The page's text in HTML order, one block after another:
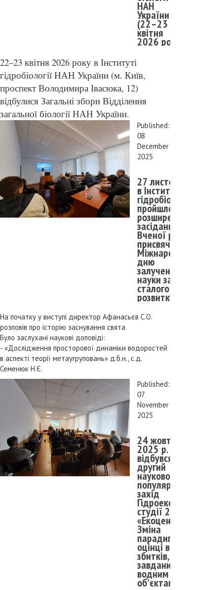
НАН
України
(22–23
квітня
2026 року)
22–23 квітня 2026 року в Інституті
гідробіології НАН України (м. Київ,
проспект Володимира Івасюка, 12)
відбулися Загальні збори Відділення
загальної біології НАН України.
Published:
08
December
2025
27 листопада
в Інституті
гідробіології
пройшло
розширене
засідання
Вченої ради,
присвячене
Міжнародному
дню
залучення до
науки заради
сталого
розвитку
На початку у виступі директор Афанасьєв С.О.
розповів про історію заснування свята
Було заслухані наукові доповіді:
- «Дослідження просторової динаміки водоростей
в аспекті теорії метаугруповань» д.б.н., с.д.
Семенюк Н.Є.
Published:
07
November
2025
24 жовтня
2025 р.
відбувся
другий
науково-
популярний
захід
Гідроекологічні
студії 2.
«Екоцентризм.
Зміна
парадигми в
оцінці впливів і
збитків,
завданих
водним
об'єктам»